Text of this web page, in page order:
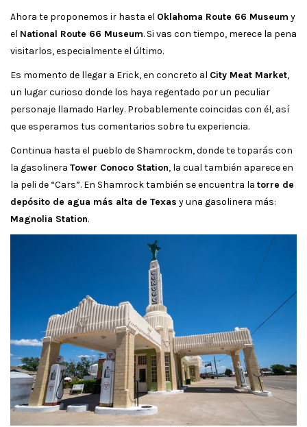
Ahora te proponemos ir hasta el Oklahoma Route 66 Museum y
el National Route 66 Museum. Si vas con tiempo, merece la pena
visitarlos, especialmente el último.
Es momento de llegar a Erick, en concreto al City Meat Market,
un lugar curioso donde los haya regentado por un peculiar
personaje llamado Harley. Probablemente coincidas con él, así
que esperamos tus comentarios sobre tu experiencia.
Continua hasta el pueblo de Shamrockm, donde te toparás con
la gasolinera Tower Conoco Station, la cual también aparece en
la peli de “Cars”. En Shamrock también se encuentra la torre de
depósito de agua más alta de Texas y una gasolinera más:
Magnolia Station.